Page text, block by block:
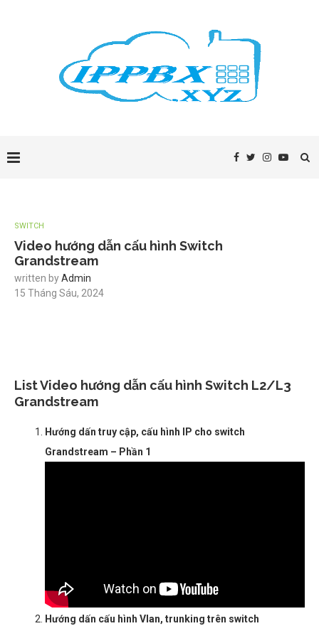
SWITCH
Video hướng dẫn cấu hình Switch
Grandstream
written byAdmin
15 Tháng Sáu, 2024
List Video hướng dẫn cấu hình Switch L2/L3
Grandstream
Hướng dấn truy cập, cấu hình IP cho switch
Grandstream – Phần 1
Hướng dấn cấu hình Vlan, trunking trên switch